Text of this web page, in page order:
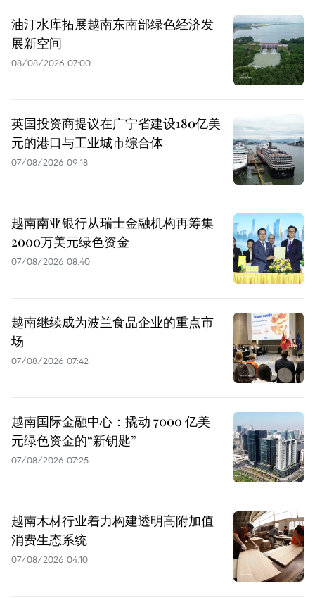
油汀水库拓展越南东南部绿色经济发
展新空间
08/08/2026 07:00
英国投资商提议在广宁省建设180亿美
元的港口与工业城市综合体
07/08/2026 09:18
越南南亚银行从瑞士金融机构再筹集
2000万美元绿色资金
07/08/2026 08:40
越南继续成为波兰食品企业的重点市
场
07/08/2026 07:42
越南国际金融中心：撬动 7000 亿美
元绿色资金的“新钥匙”
07/08/2026 07:25
越南木材行业着力构建透明高附加值
消费生态系统
07/08/2026 04:10